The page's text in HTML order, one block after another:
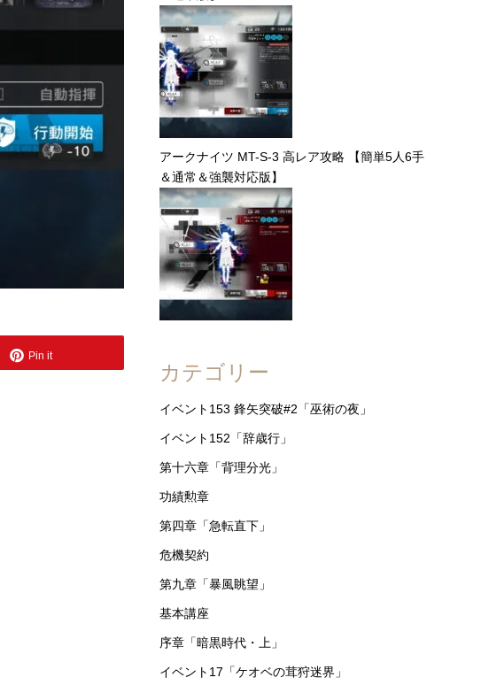
Pin it
アークナイツ MT-S-3 高レア攻略 【簡単5人6手
＆通常＆強襲対応版】
カテゴリー
イベント153 鋒矢突破#2「巫術の夜」
イベント152「辞歳行」
第十六章「背理分光」
功績勲章
第四章「急転直下」
危機契約
第九章「暴風眺望」
基本講座
序章「暗黒時代・上」
イベント17「ケオベの茸狩迷界」